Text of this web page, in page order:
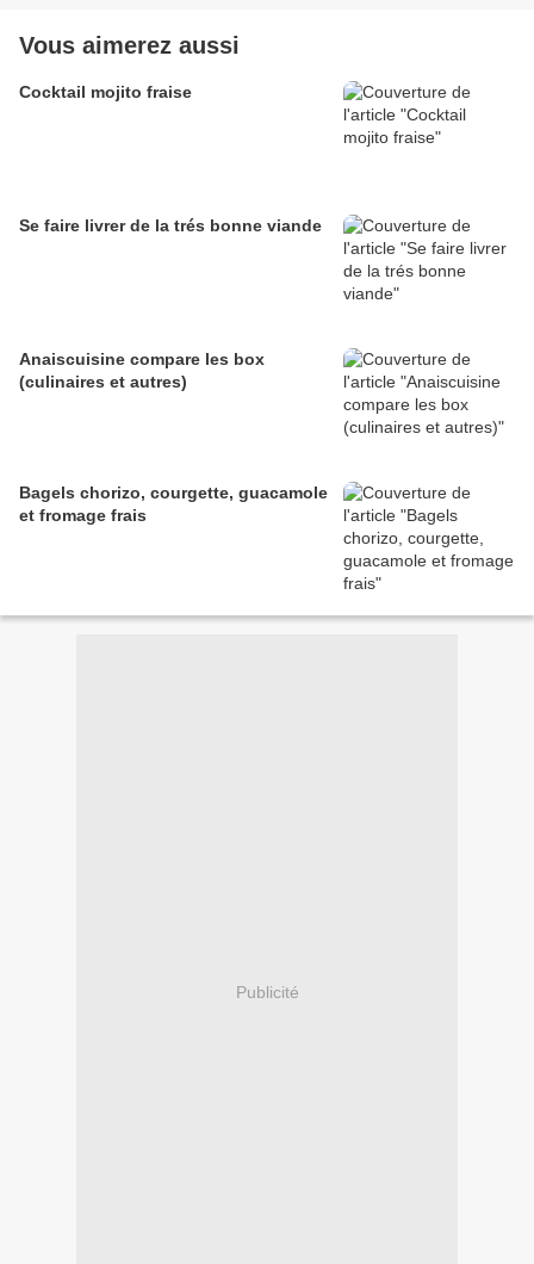
Vous aimerez aussi
Cocktail mojito fraise
Se faire livrer de la trés bonne viande
Anaiscuisine compare les box
(culinaires et autres)
Bagels chorizo, courgette, guacamole
et fromage frais
Publicité